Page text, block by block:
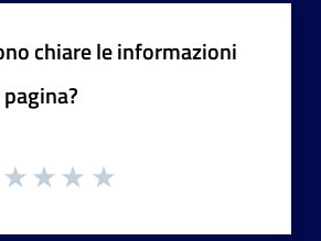
chiare le informazioni